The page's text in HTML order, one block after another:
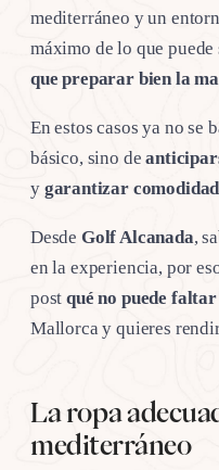
mediterráneo y un
máximo de lo que
que preparar bien la
En estos casos ya no se
básico, sino de
y garantizar
Desde Golf Alcanada,
en la experiencia, por
postqué no puede faltar
Mallorca y quieres
La ropa
mediterráneo